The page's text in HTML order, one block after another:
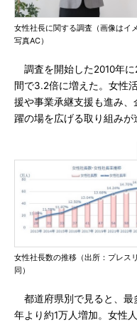
女性社長に関する調査（画像はイ
写真AC）
調査を開始した2010年に
間で3.2倍に増えた。女性
援や事業承継支援も進み
躍の場を広げる取り組みが
女性社長数の推移（出所：プレス
同）
都道府県別で見ると、最
年より約1万人増加。女性